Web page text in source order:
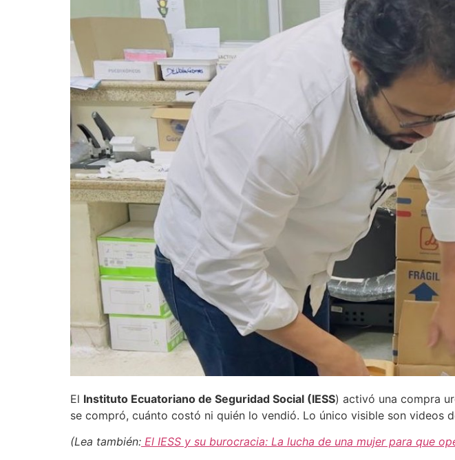
El Instituto Ecuatoriano de Seguridad Social (IESS) activó una compra
se compró, cuánto costó ni quién lo vendió. Lo único visible son videos
(Lea también: El IESS y su burocracia: La lucha de una mujer para que